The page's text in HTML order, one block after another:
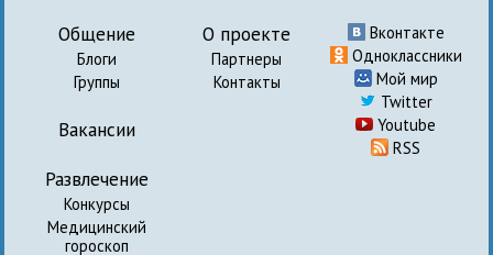
Общение
Блоги
Группы
Вакансии
Развлечение
Конкурсы
Медицинский
гороскоп
О проекте
Партнеры
Контакты
Вконтакте
Одноклассники
Мой мир
Twitter
Youtube
RSS